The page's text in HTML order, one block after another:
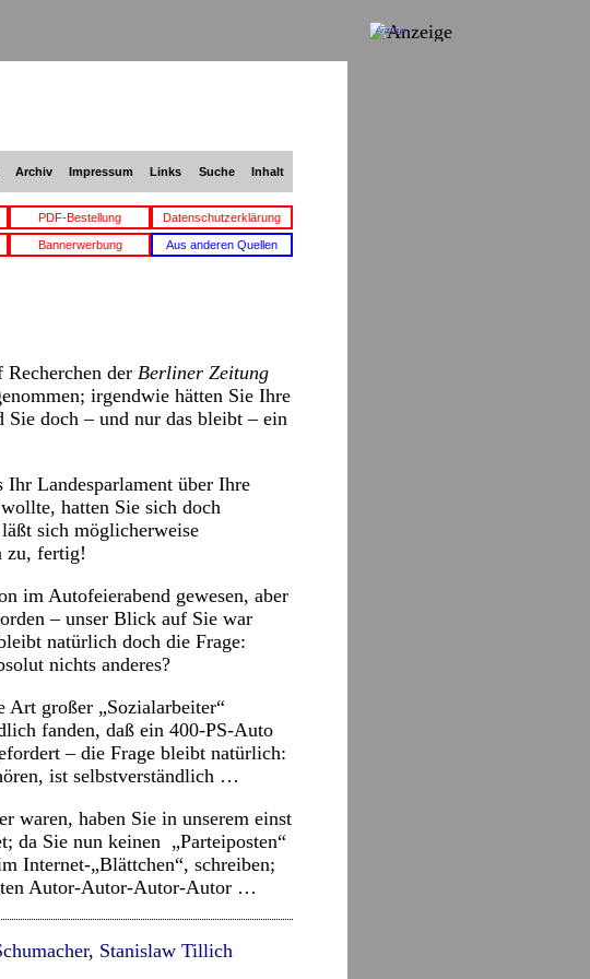
Archiv Impressum Links Suche Inhalt
PDF-Bestellung Datenschutzerklärung
Bannerwerbung Aus anderen Quellen
der Berliner Zeitung
irgendwie hätten Sie Ihre
Sie doch – und nur das bleibt – ein
Ihr Landesparlament über Ihre
hatten Sie sich doch
sich möglicherweise
zu, fertig!
im Autofeierabend gewesen, aber
– unser Blick auf Sie war
natürlich doch die Frage:
nichts anderes?
großer „Sozialarbeiter“
fanden, daß ein 400-PS-Auto
– die Frage bleibt natürlich:
ist selbstverständlich …
waren, haben Sie in unserem einst
da Sie nun keinen „Parteiposten“
Internet-„Blättchen“, schreiben;
Autor-Autor-Autor-Autor …
, Stanislaw Tillich
Anzeige